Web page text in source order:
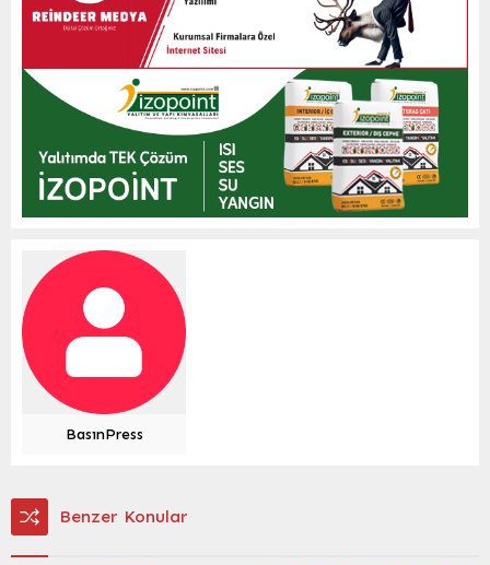
BasınPress
Benzer Konular